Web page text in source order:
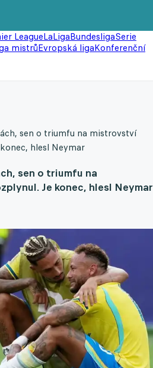
LeagueLaLigaBundesligaSerie
mistrůEvropská ligaKonferenční
sen o triumfu na mistrovství
hlesl Neymar
sen o triumfu na
Je konec, hlesl Neymar